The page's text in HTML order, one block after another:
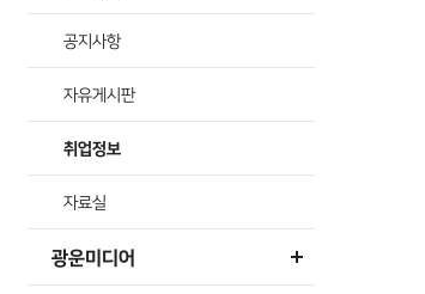
공지사항
자유게시판
취업정보
자료실
광운미디어